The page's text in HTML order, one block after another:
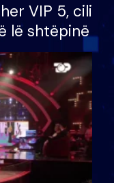
VIP 5, cili
lë shtëpinë